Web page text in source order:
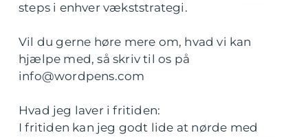
steps i enhver vækststrategi.
Vil du gerne høre mere om, hvad vi kan
hjælpe med, så skriv til os på
info@wordpens.com
Hvad jeg laver i fritiden:
I fritiden kan jeg godt lide at nørde med